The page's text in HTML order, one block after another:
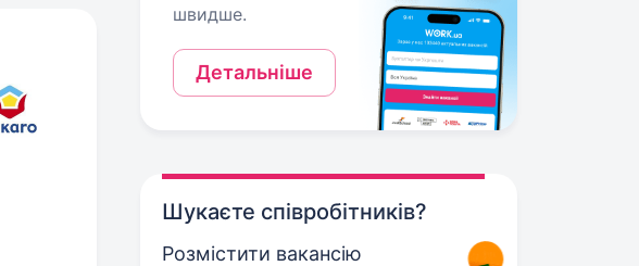
швидше.
Детальніше
Шукаєте співробітників?
Розмістити вакансію